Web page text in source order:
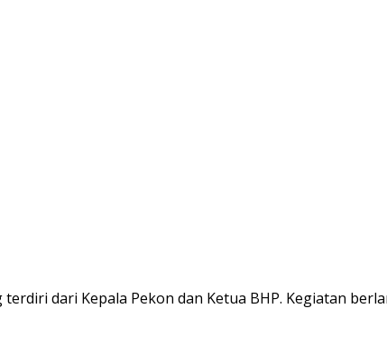
dari Kepala Pekon dan Ketua BHP. Kegiatan